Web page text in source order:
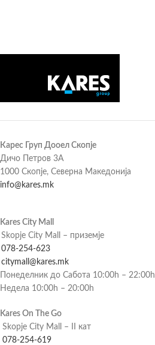
Карес Груп Дооел Скопје
Дичо Петров 3А
1000 Скопје, Северна Македонија
info@kares.mk
Kares City Mall
Skopje City Mall – приземје
078-254-623
citymall@kares.mk
Понеделник до Сабота 10:00h – 22:00h
Недела 10:00h – 20:00h
Kares On The Go
Skopje City Mall – II кат
078-254-619